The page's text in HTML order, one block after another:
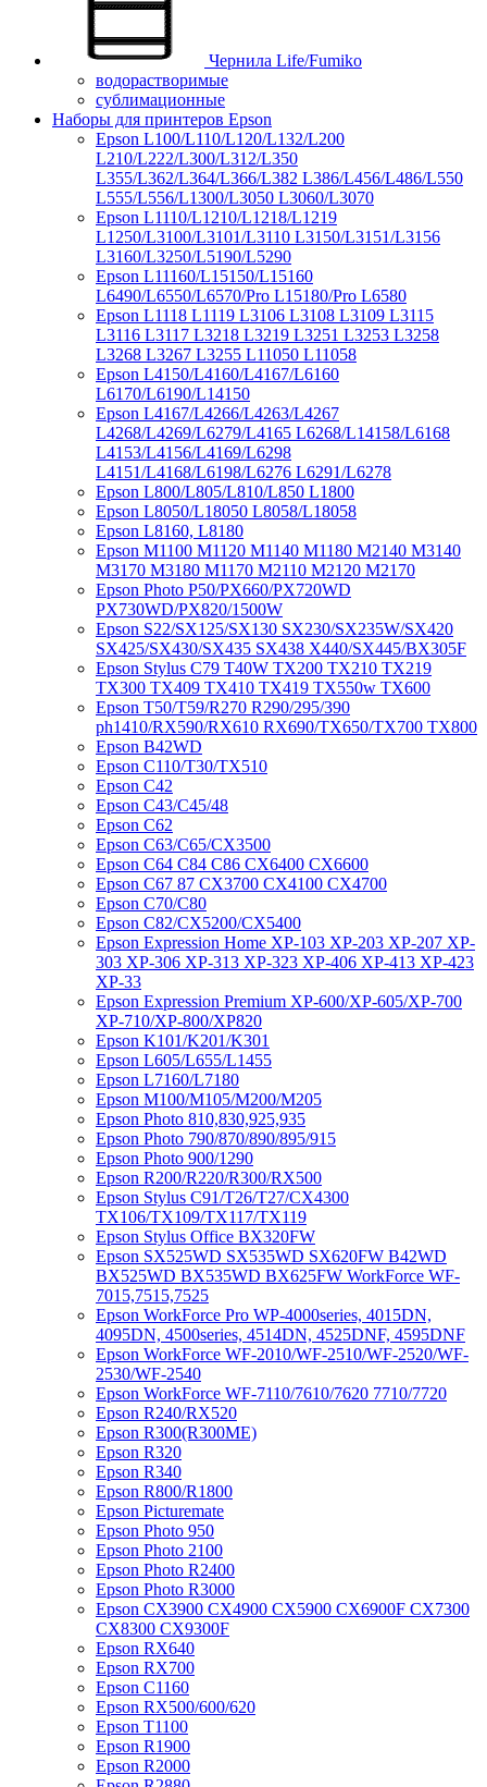
Чернила Life/Fumiko
водорастворимые
сублимационные
Наборы для принтеров Epson
Epson L100/L110/L120/L132/L200
L210/L222/L300/L312/L350
L355/L362/L364/L366/L382 L386/L456/L486/L550
L555/L556/L1300/L3050 L3060/L3070
Epson L1110/L1210/L1218/L1219
L1250/L3100/L3101/L3110 L3150/L3151/L3156
L3160/L3250/L5190/L5290
Epson L11160/L15150/L15160
L6490/L6550/L6570/Pro L15180/Pro L6580
Epson L1118 L1119 L3106 L3108 L3109 L3115
L3116 L3117 L3218 L3219 L3251 L3253 L3258
L3268 L3267 L3255 L11050 L11058
Epson L4150/L4160/L4167/L6160
L6170/L6190/L14150
Epson L4167/L4266/L4263/L4267
L4268/L4269/L6279/L4165 L6268/L14158/L6168
L4153/L4156/L4169/L6298
L4151/L4168/L6198/L6276 L6291/L6278
Epson L800/L805/L810/L850 L1800
Epson L8050/L18050 L8058/L18058
Epson L8160, L8180
Epson M1100 M1120 M1140 M1180 M2140 M3140
M3170 M3180 M1170 M2110 M2120 M2170
Epson Photo P50/PX660/PX720WD
PX730WD/PX820/1500W
Epson S22/SX125/SX130 SX230/SX235W/SX420
SX425/SX430/SX435 SX438 X440/SX445/BX305F
Epson Stylus C79 T40W TX200 TX210 TX219
TX300 TX409 TX410 TX419 TX550w TX600
Epson T50/T59/R270 R290/295/390
ph1410/RX590/RX610 RX690/TX650/TX700 TX800
Epson B42WD
Epson C110/T30/TX510
Epson C42
Epson C43/C45/48
Epson C62
Epson C63/C65/CX3500
Epson C64 C84 C86 CX6400 CX6600
Epson C67 87 CX3700 CX4100 CX4700
Epson C70/C80
Epson C82/CX5200/CX5400
Epson Expression Home XP-103 XP-203 XP-207 XP-
303 XP-306 XP-313 XP-323 XP-406 XP-413 XP-423
XP-33
Epson Expression Premium XP-600/XP-605/XP-700
XP-710/XP-800/XP820
Epson K101/K201/K301
Epson L605/L655/L1455
Epson L7160/L7180
Epson M100/M105/M200/M205
Epson Photo 810,830,925,935
Epson Photo 790/870/890/895/915
Epson Photo 900/1290
Epson R200/R220/R300/RX500
Epson Stylus C91/T26/T27/CX4300
TX106/TX109/TX117/TX119
Epson Stylus Office BX320FW
Epson SX525WD SX535WD SX620FW B42WD
BX525WD BX535WD BX625FW WorkForce WF-
7015,7515,7525
Epson WorkForce Pro WP-4000series, 4015DN,
4095DN, 4500series, 4514DN, 4525DNF, 4595DNF
Epson WorkForce WF-2010/WF-2510/WF-2520/WF-
2530/WF-2540
Epson WorkForce WF-7110/7610/7620 7710/7720
Epson R240/RX520
Epson R300(R300ME)
Epson R320
Epson R340
Epson R800/R1800
Epson Picturemate
Epson Photo 950
Epson Photo 2100
Epson Photo R2400
Epson Photo R3000
Epson CX3900 CX4900 CX5900 CX6900F CX7300
CX8300 CX9300F
Epson RX640
Epson RX700
Epson C1160
Epson RX500/600/620
Epson T1100
Epson R1900
Epson R2000